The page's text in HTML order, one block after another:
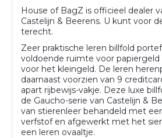
House of BagZ is officieel dealer
Castelijn & Beerens. U kunt voor
terecht.
Zeer praktische leren billfold
voldoende ruimte voor papiergeld
voor het kleingeld. De leren
daarnaast voorzien van 9
apart rijbewijs-vakje. Deze luxe
de Gaucho-serie van Castelijn &
van stierenleer behandeld met
verfstof en afgewerkt met het
een leren ovaaltje.